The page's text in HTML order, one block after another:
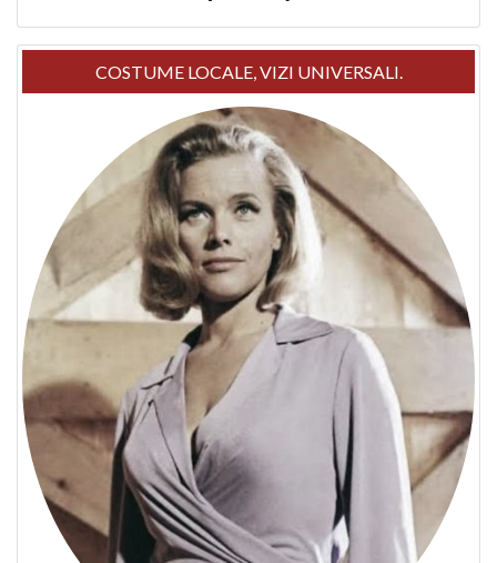
COSTUME LOCALE, VIZI UNIVERSALI.